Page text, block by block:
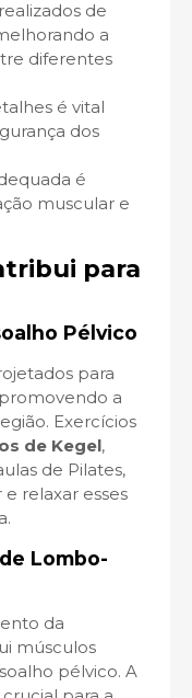
de
a
diferentes
é vital
dos
é
muscular e
para
Pélvico
para
a
Exercícios
de Kegel,
de Pilates,
relaxar esses
Lombo-
da
músculos
pélvico. A